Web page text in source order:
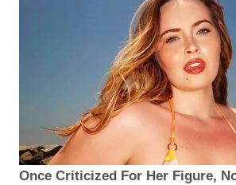
Once Criticized For Her Figure,